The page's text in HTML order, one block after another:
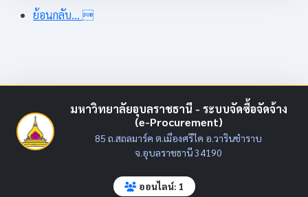
ย้อนกลับ... 
มหาวิทยาลัยอุบลราชธานี - ระบบจัดซื้อจัดจ้าง
(e-Procurement)
85 ถ.สถลมาร์ค ต.เมืองศรีไค อ.วารินชำราบ
จ.อุบลราชธานี 34190
ออนไลน์: 1